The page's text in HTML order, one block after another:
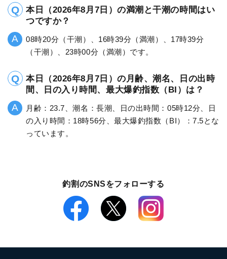
本日（2026年8月7日）の満潮と干潮の時間はい
つですか？
08時20分（干潮）、16時39分（満潮）、17時39分
（干潮）、23時00分（満潮）です。
本日（2026年8月7日）の月齢、潮名、日の出時
間、日の入り時間、最大爆釣指数（BI）は？
月齢：23.7、潮名：長潮、日の出時間：05時12分、日
の入り時間：18時56分、最大爆釣指数（BI）：7.5とな
っています。
釣割のSNSをフォローする